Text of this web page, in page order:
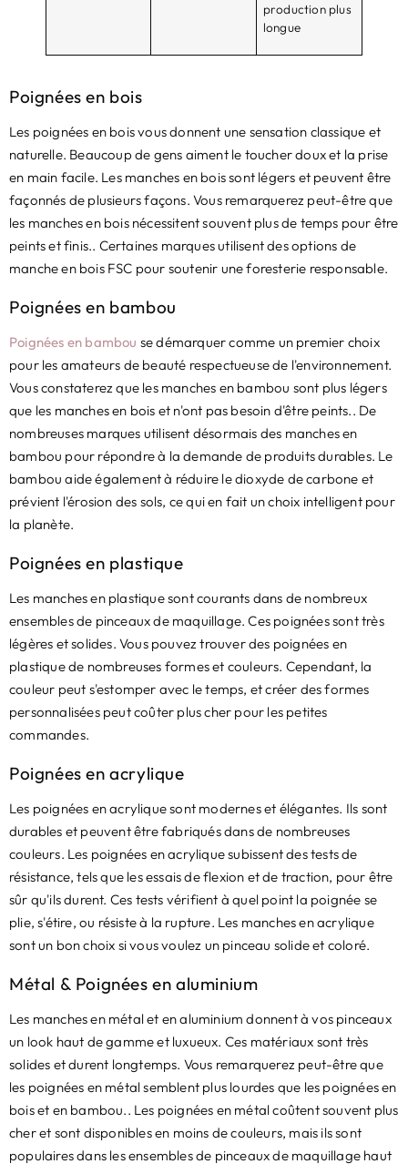
production plus
longue
Poignées en bois
Les poignées en bois vous donnent une sensation classique et
naturelle. Beaucoup de gens aiment le toucher doux et la prise
en main facile. Les manches en bois sont légers et peuvent être
façonnés de plusieurs façons. Vous remarquerez peut-être que
les manches en bois nécessitent souvent plus de temps pour être
peints et finis.. Certaines marques utilisent des options de
manche en bois FSC pour soutenir une foresterie responsable.
Poignées en bambou
Poignées en bambou se démarquer comme un premier choix
pour les amateurs de beauté respectueuse de l'environnement.
Vous constaterez que les manches en bambou sont plus légers
que les manches en bois et n'ont pas besoin d'être peints.. De
nombreuses marques utilisent désormais des manches en
bambou pour répondre à la demande de produits durables. Le
bambou aide également à réduire le dioxyde de carbone et
prévient l'érosion des sols, ce qui en fait un choix intelligent pour
la planète.
Poignées en plastique
Les manches en plastique sont courants dans de nombreux
ensembles de pinceaux de maquillage. Ces poignées sont très
légères et solides. Vous pouvez trouver des poignées en
plastique de nombreuses formes et couleurs. Cependant, la
couleur peut s'estomper avec le temps, et créer des formes
personnalisées peut coûter plus cher pour les petites
commandes.
Poignées en acrylique
Les poignées en acrylique sont modernes et élégantes. Ils sont
durables et peuvent être fabriqués dans de nombreuses
couleurs. Les poignées en acrylique subissent des tests de
résistance, tels que les essais de flexion et de traction, pour être
sûr qu'ils durent. Ces tests vérifient à quel point la poignée se
plie, s'étire, ou résiste à la rupture. Les manches en acrylique
sont un bon choix si vous voulez un pinceau solide et coloré.
Métal & Poignées en aluminium
Les manches en métal et en aluminium donnent à vos pinceaux
un look haut de gamme et luxueux. Ces matériaux sont très
solides et durent longtemps. Vous remarquerez peut-être que
les poignées en métal semblent plus lourdes que les poignées en
bois et en bambou.. Les poignées en métal coûtent souvent plus
cher et sont disponibles en moins de couleurs, mais ils sont
populaires dans les ensembles de pinceaux de maquillage haut